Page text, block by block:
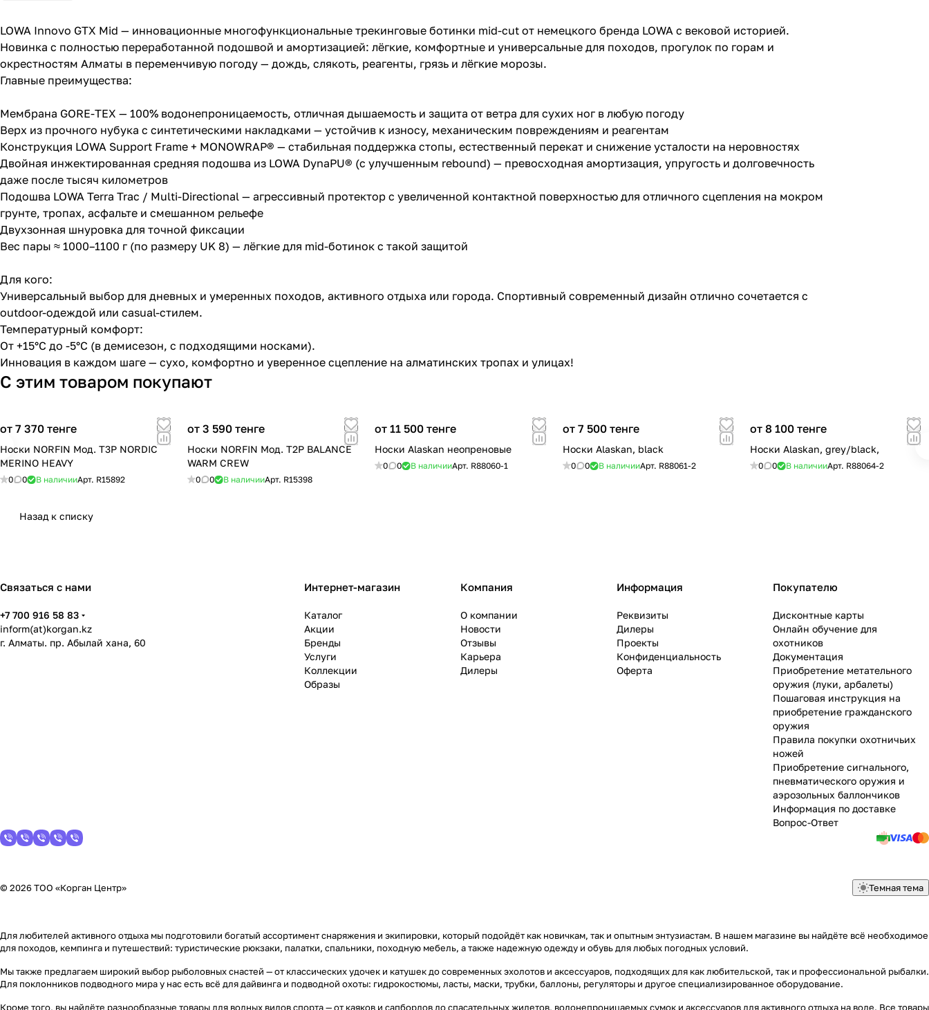
LOWA Innovo GTX Mid — инновационные многофункциональные трекинговые ботинки mid-cut от немецкого бренда LOWA с вековой историей.
Новинка с полностью переработанной подошвой и амортизацией: лёгкие, комфортные и универсальные для походов, прогулок по горам и
окрестностям Алматы в переменчивую погоду — дождь, слякоть, реагенты, грязь и лёгкие морозы.
Главные преимущества:
Мембрана GORE-TEX — 100% водонепроницаемость, отличная дышаемость и защита от ветра для сухих ног в любую погоду
Верх из прочного нубука с синтетическими накладками — устойчив к износу, механическим повреждениям и реагентам
Конструкция LOWA Support Frame + MONOWRAP® — стабильная поддержка стопы, естественный перекат и снижение усталости на неровностях
Двойная инжектированная средняя подошва из LOWA DynaPU® (с улучшенным rebound) — превосходная амортизация, упругость и долговечность
даже после тысяч километров
Подошва LOWA Terra Trac / Multi-Directional — агрессивный протектор с увеличенной контактной поверхностью для отличного сцепления на мокром
грунте, тропах, асфальте и смешанном рельефе
Двухзонная шнуровка для точной фиксации
Вес пары ≈ 1000–1100 г (по размеру UK 8) — лёгкие для mid-ботинок с такой защитой
Для кого:
Универсальный выбор для дневных и умеренных походов, активного отдыха или города. Спортивный современный дизайн отлично сочетается с
outdoor-одеждой или casual-стилем.
Температурный комфорт:
От +15°C до -5°C (в демисезон, с подходящими носками).
Инновация в каждом шаге — сухо, комфортно и уверенное сцепление на алматинских тропах и улицах!
С этим товаром покупают
от 7 370 тенге
Носки NORFIN Мод. T3P NORDIC
MERINO HEAVY
0 0 В наличииАрт. R15892
от 3 590 тенге
Носки NORFIN Мод. T2P BALANCE
WARM CREW
0 0 В наличииАрт. R15398
от 11 500 тенге
Носки Alaskan неопреновые
0 0 В наличииАрт. R88060-1
от 7 500 тенге
Носки Alaskan, black
0 0 В наличииАрт. R88061-2
от 8 100 тенге
Носки Alaskan, grey/black,
0 0 В наличииАрт. R88064-2
Назад к списку
Связаться с нами
+7 700 916 58 83
inform(at)korgan.kz
г. Алматы. пр. Абылай хана, 60
Интернет-магазин
Каталог
Акции
Бренды
Услуги
Коллекции
Образы
Компания
О компании
Новости
Отзывы
Карьера
Дилеры
Информация
Реквизиты
Дилеры
Проекты
Конфиденциальность
Оферта
Покупателю
Дисконтные карты
Онлайн обучение для
охотников
Документация
Приобретение метательного
оружия (луки, арбалеты)
Пошаговая инструкция на
приобретение гражданского
оружия
Правила покупки охотничьих
ножей
Приобретение сигнального,
пневматического оружия и
аэрозольных баллончиков
Информация по доставке
Вопрос-Ответ
© 2026 ТОО «Корган Центр» Темная тема
Для любителей активного отдыха мы подготовили богатый ассортимент снаряжения и экипировки, который подойдёт как новичкам, так и опытным энтузиастам. В нашем магазине вы найдёте всё необходимое
для походов, кемпинга и путешествий: туристические рюкзаки, палатки, спальники, походную мебель, а также надежную одежду и обувь для любых погодных условий.
Мы также предлагаем широкий выбор рыболовных снастей — от классических удочек и катушек до современных эхолотов и аксессуаров, подходящих для как любительской, так и профессиональной рыбалки.
Для поклонников подводного мира у нас есть всё для дайвинга и подводной охоты: гидрокостюмы, ласты, маски, трубки, баллоны, регуляторы и другое специализированное оборудование.
Кроме того, вы найдёте разнообразные товары для водных видов спорта — от каяков и сапбордов до спасательных жилетов, водонепроницаемых сумок и аксессуаров для активного отдыха на воде. Все товары